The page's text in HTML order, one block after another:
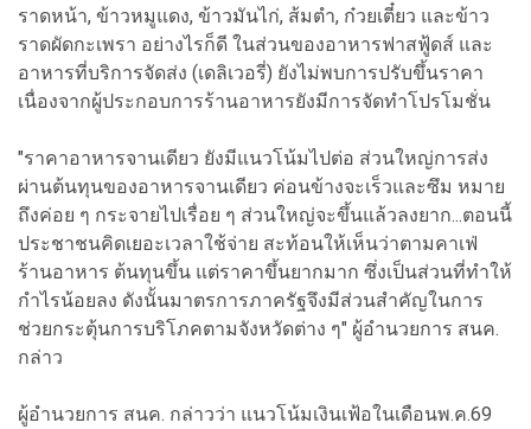
ราดหน้า, ข้าวหมูแดง, ข้าวมันไก่, ส้มตำ, ก๋วยเตี๋ยว และข้าว
ราดผัดกะเพรา อย่างไรก็ดี ในส่วนของอาหารฟาสฟู้ดส์ และ
อาหารที่บริการจัดส่ง (เดลิเวอรี่) ยังไม่พบการปรับขึ้นราคา
เนื่องจากผู้ประกอบการร้านอาหารยังมีการจัดทำโปรโมชั่น
"ราคาอาหารจานเดียว ยังมีแนวโน้มไปต่อ ส่วนใหญ่การส่ง
ผ่านต้นทุนของอาหารจานเดียว ค่อนข้างจะเร็วและซึม หมาย
ถึงค่อย ๆ กระจายไปเรื่อย ๆ ส่วนใหญ่จะขึ้นแล้วลงยาก...ตอนนี้
ประชาชนคิดเยอะเวลาใช้จ่าย สะท้อนให้เห็นว่าตามคาเฟ่
ร้านอาหาร ต้นทุนขึ้น แต่ราคาขึ้นยากมาก ซึ่งเป็นส่วนที่ทำให้
กำไรน้อยลง ดังนั้นมาตรการภาครัฐจึงมีส่วนสำคัญในการ
ช่วยกระตุ้นการบริโภคตามจังหวัดต่าง ๆ" ผู้อำนวยการ สนค.
กล่าว
ผู้อำนวยการ สนค. กล่าวว่า แนวโน้มเงินเฟ้อในเดือนพ.ค.69